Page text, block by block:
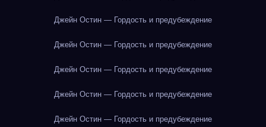
Джейн Остин — Гордость и предубеждение
Джейн Остин — Гордость и предубеждение
Джейн Остин — Гордость и предубеждение
Джейн Остин — Гордость и предубеждение
Джейн Остин — Гордость и предубеждение